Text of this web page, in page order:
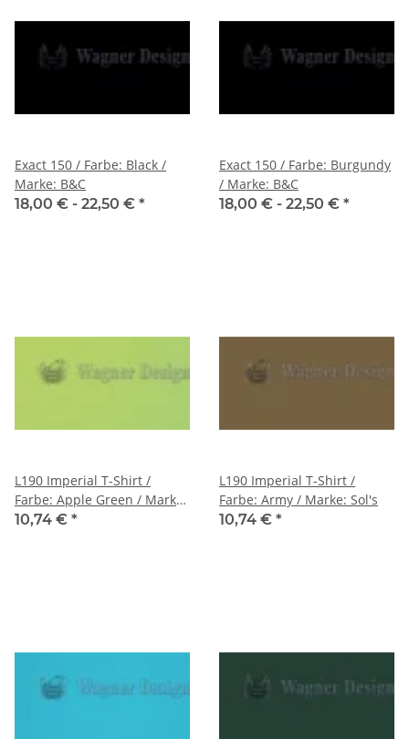
Exact 150 / Farbe: Black /
Marke: B&C
18,00 € - 22,50 € *
Exact 150 / Farbe: Burgundy
/ Marke: B&C
18,00 € - 22,50 € *
L190 Imperial T-Shirt /
Farbe: Apple Green / Marke:
Sol's
10,74 € *
L190 Imperial T-Shirt /
Farbe: Army / Marke: Sol's
10,74 € *